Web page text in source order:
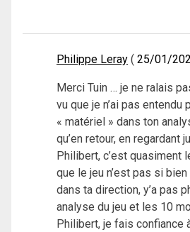
Philippe Leray 25/01/
Merci Tuin … je ne ralais
vu que je n’ai pas entendu
« matériel » dans ton
qu’en retour, en regardant
Philibert, c’est quasiment
que le jeu n’est pas si
dans ta direction, y’a pas
analyse du jeu et les 10
Philibert, je fais confiance